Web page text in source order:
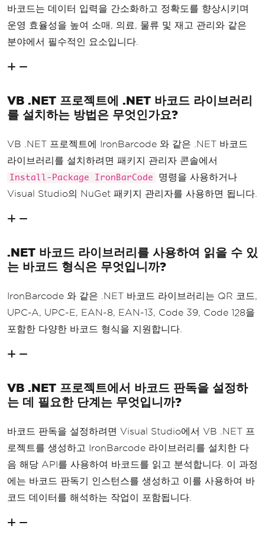
바코드는 데이터 입력을 간소화하고 정확도를 향상시키며
운영 효율성을 높여 소매, 의료, 물류 및 재고 관리와 같은
분야에서 필수적인 요소입니다.
VB .NET 프로젝트에 .NET 바코드 라이브러리
를 설치하는 방법은 무엇인가요?
VB .NET 프로젝트에 IronBarcode 와 같은 .NET 바코드
라이브러리를 설치하려면 패키지 관리자 콘솔에서
Install-Package IronBarCode
명령을 사용하거나
Visual Studio의 NuGet 패키지 관리자를 사용하면 됩니다.
.NET 바코드 라이브러리를 사용하여 읽을 수 있
는 바코드 형식은 무엇입니까?
IronBarcode 와 같은 .NET 바코드 라이브러리는 QR 코드,
UPC-A, UPC-E, EAN-8, EAN-13, Code 39, Code 128을
포함한 다양한 바코드 형식을 지원합니다.
VB .NET 프로젝트에서 바코드 판독을 설정하
는 데 필요한 단계는 무엇입니까?
바코드 판독을 설정하려면 Visual Studio에서 VB .NET 프
로젝트를 생성하고 IronBarcode 라이브러리를 설치한 다
음 해당 API를 사용하여 바코드를 읽고 분석합니다. 이 과정
에는 바코드 판독기 인스턴스를 생성하고 이를 사용하여 바
코드 데이터를 해석하는 작업이 포함됩니다.